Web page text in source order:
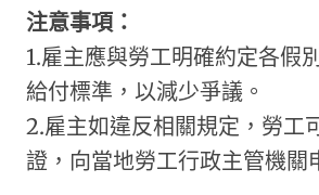
注意事項：
1.雇主應與勞工明確約定各假
給付標準，以減少爭議。
2.雇主如違反相關規定，勞工
證，向當地勞工行政主管機關